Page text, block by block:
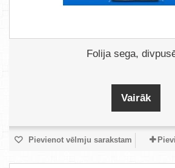
Folija sega,
Vairāk
Pievienot vēlmju sarakstam